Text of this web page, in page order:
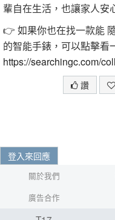
輩自在生活，也讓家人安
👉 如果你也在找一款能
的智能手錶，可以點擊看
https://searchingc.com/
讚
登入來回應
關於我們
廣告合作